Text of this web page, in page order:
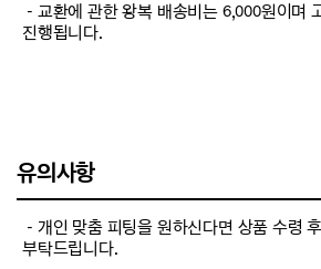
－교환에 관한 왕복 배송비는 6,000원이며
진행됩니다.
유의사항
－개인 맞춤 피팅을 원하신다면 상품 수령
부탁드립니다.